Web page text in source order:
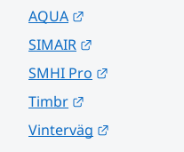
AQUA
SIMAIR
SMHI Pro
Timbr
Vinterväg